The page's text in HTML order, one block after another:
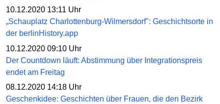
10.12.2020 13:11 Uhr
„Schauplatz Charlottenburg-Wilmersdorf": Geschichtsorte in
der berlinHistory.app
10.12.2020 09:10 Uhr
Der Countdown läuft: Abstimmung über Integrationspreis
endet am Freitag
08.12.2020 14:18 Uhr
Geschenkidee: Geschichten über Frauen, die den Bezirk